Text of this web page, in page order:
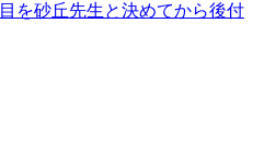
を砂丘先生と決めてから後付